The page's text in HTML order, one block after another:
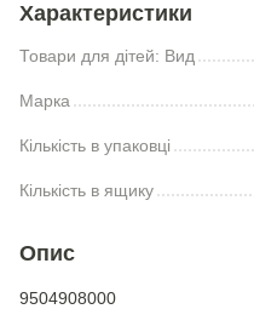
Характеристики
Товари для дiтей: Вид
Марка
Кількість в упаковці
Кількість в ящику
Опис
9504908000